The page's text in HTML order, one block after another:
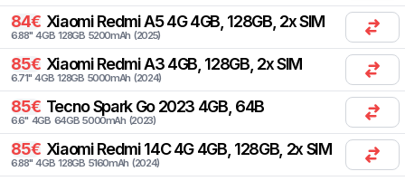
84€ Xiaomi Redmi A5 4G 4GB, 128GB, 2x SIM
6.88" 4GB 128GB 5200mAh (2025)
85€ Xiaomi Redmi A3 4GB, 128GB, 2x SIM
6.71" 4GB 128GB 5000mAh (2024)
85€ TecnoSpark Go 2023 4GB, 64B
6.6" 4GB 64GB 5000mAh (2023)
85€ Xiaomi Redmi 14C 4G 4GB, 128GB, 2x SIM
6.88" 4GB 128GB 5160mAh (2024)